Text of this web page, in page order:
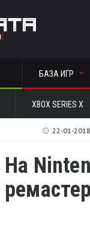
БАЗА ИГР
XBOX SERIES X
22-01-
На